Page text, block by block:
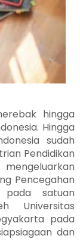
hingga
Hingga
sudah
Pendidikan
Pencegahan
pada satuan
Universitas
pada
dan